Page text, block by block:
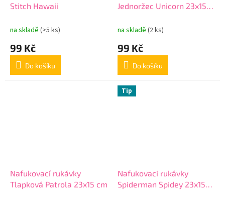
Stitch Hawaii
na skladě (>5 ks)
99 Kč
Do košíku
Jednoržec Unicorn 23x15
na skladě (2 ks)
99 Kč
Do košíku
Nafukovací rukávky
Tlapková Patrola 23x15 cm
Tip
Nafukovací rukávky
Spiderman Spidey 23x15